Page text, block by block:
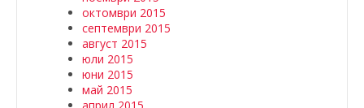
октомври 2015
септември 2015
август 2015
юли 2015
юни 2015
май 2015